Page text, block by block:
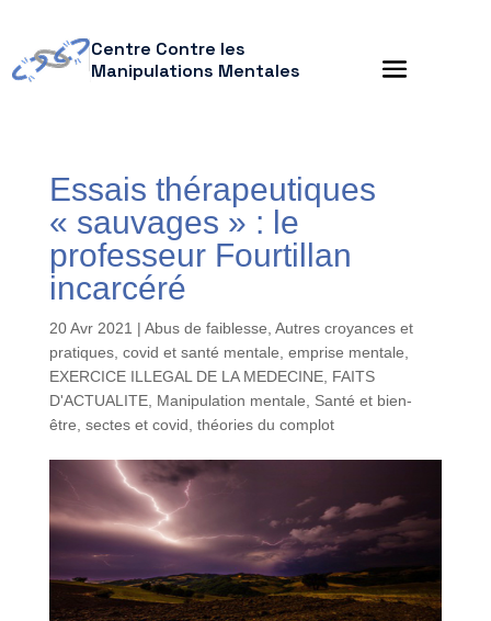
Centre Contre les
Manipulations Mentales
Essais thérapeutiques
« sauvages » : le
professeur Fourtillan
incarcéré
20 Avr 2021 | Abus de faiblesse Autres croyances et
pratiques, covid et santé mentale emprise mentale
EXERCICE ILLEGAL DE LA MEDECINE, FAITS
D'ACTUALITE, Manipulation mentale
Santé et bien-
être sectes et covid théories du complot